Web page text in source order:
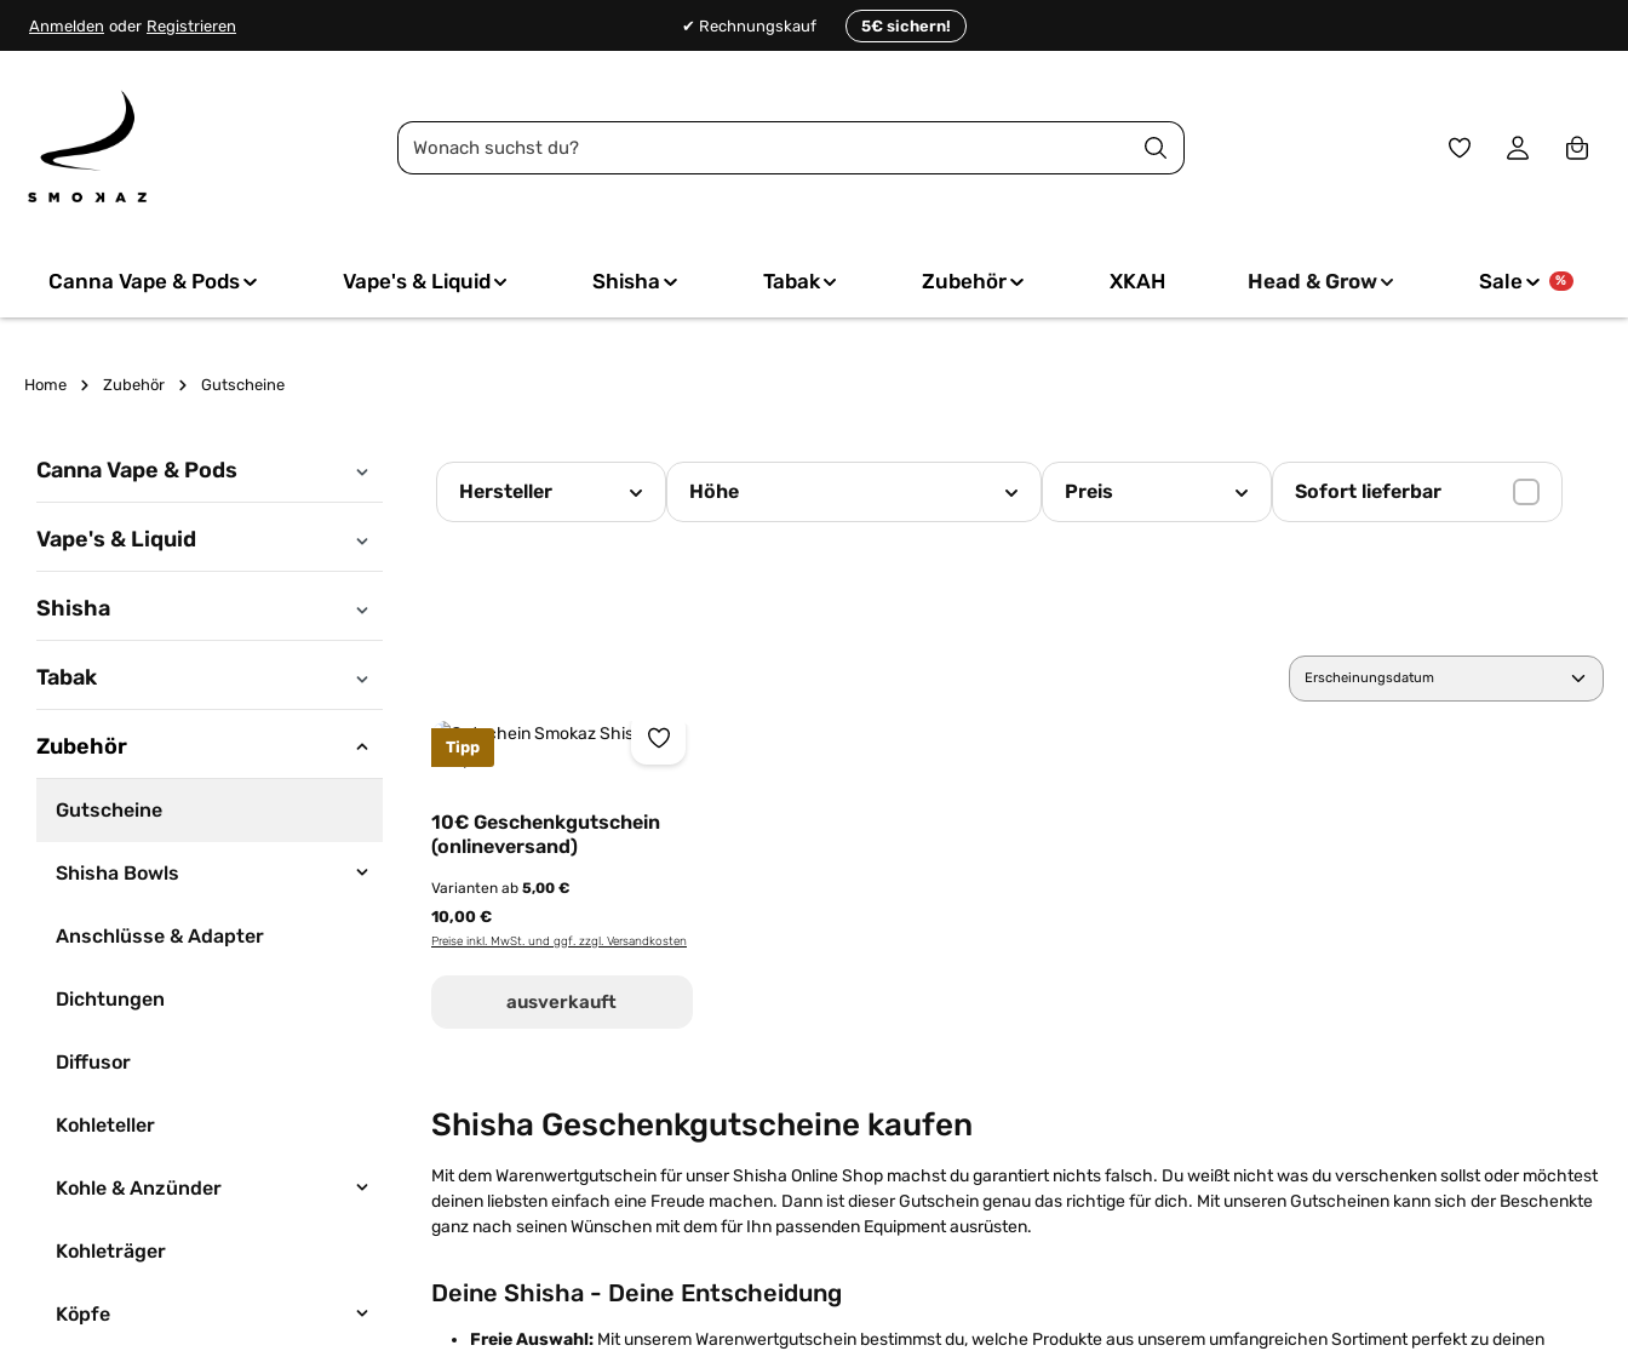
Zur Hauptnavigation springen
Anmelden oder Registrieren ✔ Rechnungskauf 5€ sichern!
Du hast 0
Canna Vape & Pods Vape's & Liquid Shisha Tabak Zubehör XKAH Head & Grow Sale %
Home Zubehör Gutscheine
Canna Vape & Pods
Vape's & Liquid
Shisha
Tabak
Zubehör
Gutscheine
Shisha Bowls
Anschlüsse & Adapter
Dichtungen
Diffusor
Kohleteller
Kohle & Anzünder
Kohleträger
Köpfe
Hersteller Höhe Preis Sofort lieferbar
Tipp
10€ Geschenkgutschein
(onlineversand)
Varianten ab 5,00 €
10,00 €
Preise inkl. MwSt. und ggf. zzgl. Versandkosten
ausverkauft
Shisha Geschenkgutscheine kaufen
Mit dem Warenwertgutschein für unser Shisha Online Shop machst du garantiert nichts falsch. Du weißt nicht was du verschenken sollst oder möchtest
deinen liebsten einfach eine Freude machen. Dann ist dieser Gutschein genau das richtige für dich. Mit unseren Gutscheinen kann sich der Beschenkte
ganz nach seinen Wünschen mit dem für Ihn passenden Equipment ausrüsten.
Deine Shisha - Deine Entscheidung
Freie Auswahl: Mit unserem Warenwertgutschein bestimmst du, welche Produkte aus unserem umfangreichen Sortiment perfekt zu deinen